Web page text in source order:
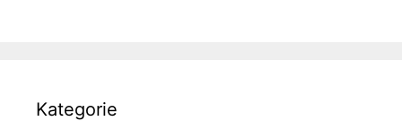
Kategorie